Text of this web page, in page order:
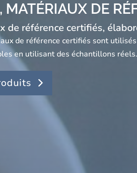
MATÉRIAUX DE
de référence certifiés,
de référence certifiés sont
en utilisant des échantillons réels.